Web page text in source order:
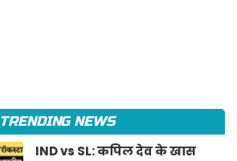
TRENDING NEWS
IND vs SL: कपिल देव के खास